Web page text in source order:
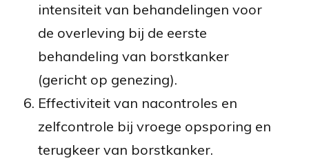
intensiteit van behandelingen voor
de overleving bij de eerste
behandeling van borstkanker
(gericht op genezing).
Effectiviteit van nacontroles en
zelfcontrole bij vroege opsporing en
terugkeer van borstkanker.